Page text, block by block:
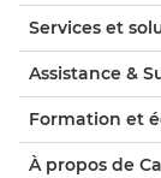
Services et
Assistance &
Formation et
À propos de